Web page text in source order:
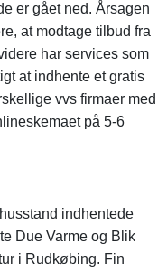
er gået ned. Årsagen
at modtage tilbud fra
har services som
at indhente et gratis
vvs firmaer med
på 5-6
indhentede
Due Varme og Blik
i Rudkøbing. Fin